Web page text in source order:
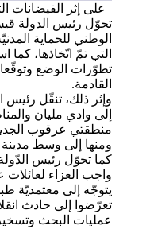
على إثر الفيضانات
تحوّل رئيس الدولة
الوطني للحماية
التي تمّ اتّخاذها،
تطوّرات الوضع وتوقّعات
القادمة.
وإثر ذلك، تنقّل رئيس
إلى وادي مليان
منطقتي عرقوب
ومنها إلى وسط
كما تحوّل رئيس
واجب العزاء
يتوجّه إلى معتمديّة
تعرّضوا إلى حادث
عمليات البحث